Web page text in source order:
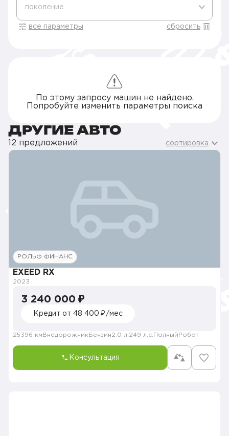
поколение
все параметры сбросить
По этому запросу машин не найдено.
Попробуйте изменить параметры поиска
ДРУГИЕ АВТО
12 предложений сортировка
РОЛЬФ ФИНАНС
EXEED RX
2023
3 240 000 ₽
Кредит от 48 400 ₽/мес
25396 км Внедорожник Бензин2.0 л. 249 л.с. Полный Робот
Консультация